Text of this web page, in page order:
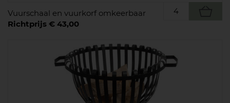
Vuurschaal en vuurkorf omkeerbaar
Richtprijs € 43,00